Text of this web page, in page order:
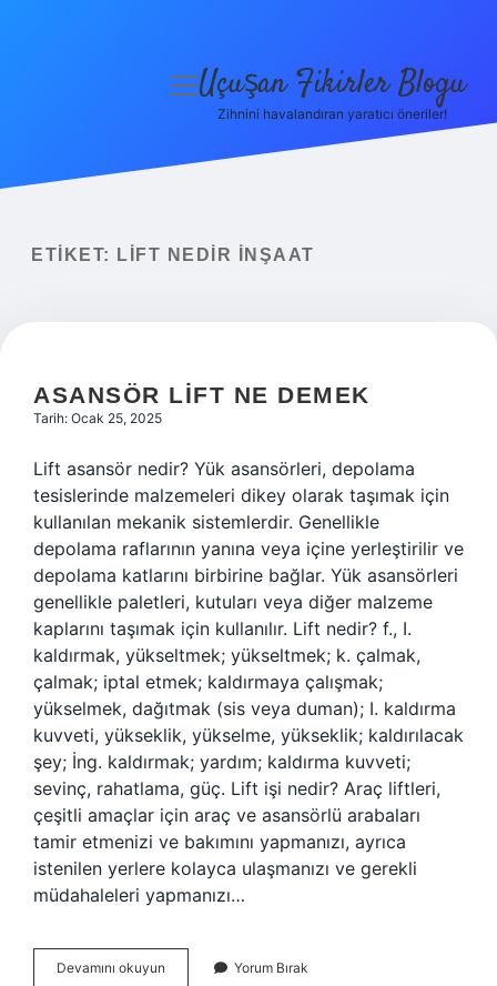
Yasal Uyarı
menüyü
Uçuşan Fikirler Blogu
Zihnini havalandıran yaratıcı öneriler!
ETIKET: LIFT NEDIR INŞAAT
ASANSÖR LIFT NE DEMEK
Tarih: Ocak 25, 2025
Lift asansör nedir? Yük asansörleri, depolama
tesislerinde malzemeleri dikey olarak taşımak için
kullanılan mekanik sistemlerdir. Genellikle
depolama raflarının yanına veya içine yerleştirilir ve
depolama katlarını birbirine bağlar. Yük asansörleri
genellikle paletleri, kutuları veya diğer malzeme
kaplarını taşımak için kullanılır. Lift nedir? f., I.
kaldırmak, yükseltmek; yükseltmek; k. çalmak,
çalmak; iptal etmek; kaldırmaya çalışmak;
yükselmek, dağıtmak (sis veya duman); I. kaldırma
kuvveti, yükseklik, yükselme, yükseklik; kaldırılacak
şey; İng. kaldırmak; yardım; kaldırma kuvveti;
sevinç, rahatlama, güç. Lift işi nedir? Araç liftleri,
çeşitli amaçlar için araç ve asansörlü arabaları
tamir etmenizi ve bakımını yapmanızı, ayrıca
istenilen yerlere kolayca ulaşmanızı ve gerekli
müdahaleleri yapmanızı…
Devamını okuyun Yorum Bırak